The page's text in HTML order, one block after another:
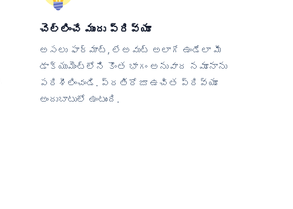
చెల్లించే ముందు ప్రివ్యూ
అసలు ఫార్మాట్, లేఅవుట్ అలాగే ఉండేలా మీ
డాక్యుమెంట్‌లోని కొంత భాగం అనువాద నమూనాను
పరిశీలించండి. ప్రతిరోజూ ఉచిత ప్రివ్యూ
అందుబాటులో ఉంటుంది.